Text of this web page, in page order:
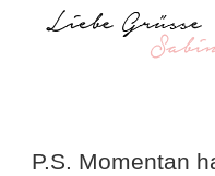
P.S. Momentan